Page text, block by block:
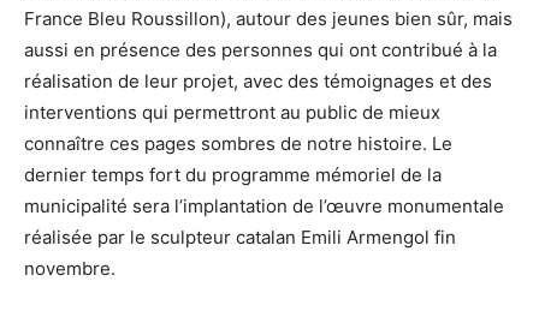
France Bleu Roussillon), autour des jeunes bien sûr, mais
aussi en présence des personnes qui ont contribué à la
réalisation de leur projet, avec des témoignages et des
interventions qui permettront au public de mieux
connaître ces pages sombres de notre histoire. Le
dernier temps fort du programme mémoriel de la
municipalité sera l’implantation de l’œuvre monumentale
réalisée par le sculpteur catalan Emili Armengol fin
novembre.